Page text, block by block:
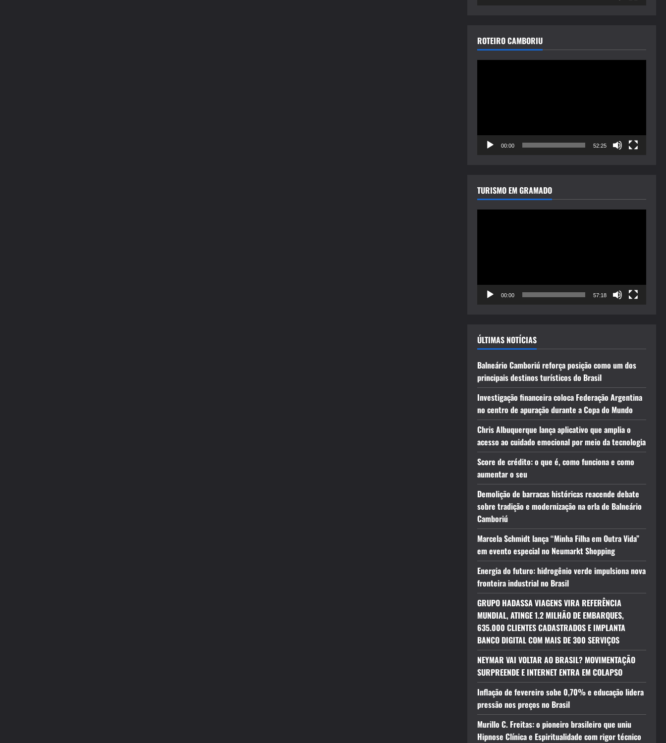
ROTEIRO CAMBORIU
00:00 52:25
TURISMO EM GRAMADO
00:00 57:18
ÚLTIMAS NOTÍCIAS
Balneário Camboriú reforça posição como um dos
principais destinos turísticos do Brasil
Investigação financeira coloca Federação Argentina
no centro de apuração durante a Copa do Mundo
Chris Albuquerque lança aplicativo que amplia o
acesso ao cuidado emocional por meio da tecnologia
Score de crédito: o que é, como funciona e como
aumentar o seu
Demolição de barracas históricas reacende debate
sobre tradição e modernização na orla de Balneário
Camboriú
Marcela Schmidt lança “Minha Filha em Outra Vida”
em evento especial no Neumarkt Shopping
Energia do futuro: hidrogênio verde impulsiona nova
fronteira industrial no Brasil
GRUPO HADASSA VIAGENS VIRA REFERÊNCIA
MUNDIAL, ATINGE 1.2 MILHÃO DE EMBARQUES,
635.000 CLIENTES CADASTRADOS E IMPLANTA
BANCO DIGITAL COM MAIS DE 300 SERVIÇOS
NEYMAR VAI VOLTAR AO BRASIL? MOVIMENTAÇÃO
SURPREENDE E INTERNET ENTRA EM COLAPSO
Inflação de fevereiro sobe 0,70% e educação lidera
pressão nos preços no Brasil
Murillo C. Freitas: o pioneiro brasileiro que uniu
Hipnose Clínica e Espiritualidade com rigor técnico